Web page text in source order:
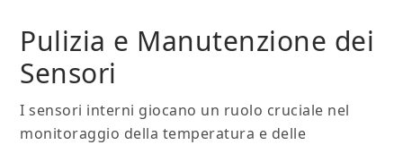
Pulizia e Manutenzione dei
Sensori
I sensori interni giocano un ruolo cruciale nel
monitoraggio della temperatura e delle